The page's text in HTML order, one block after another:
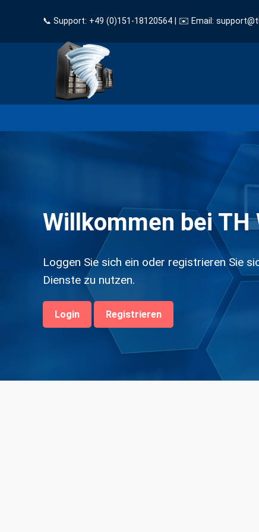
📞 Support: +49 (0)151-18120564 | ✉️ Email:
Willkommen bei TH
Loggen Sie sich ein oder registrieren Sie
Dienste zu nutzen.
Login Registrieren